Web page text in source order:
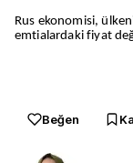
Rus ekonomisi,
emtialardaki fiyat
Beğen